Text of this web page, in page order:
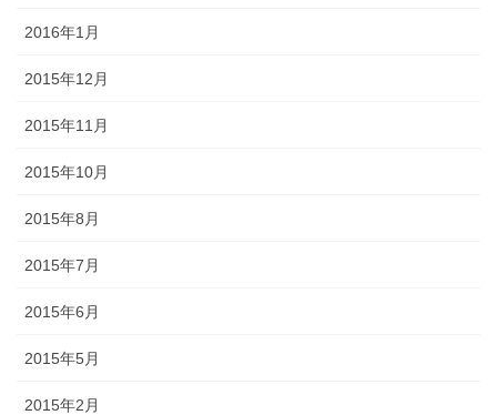
2016年1月
2015年12月
2015年11月
2015年10月
2015年8月
2015年7月
2015年6月
2015年5月
2015年2月